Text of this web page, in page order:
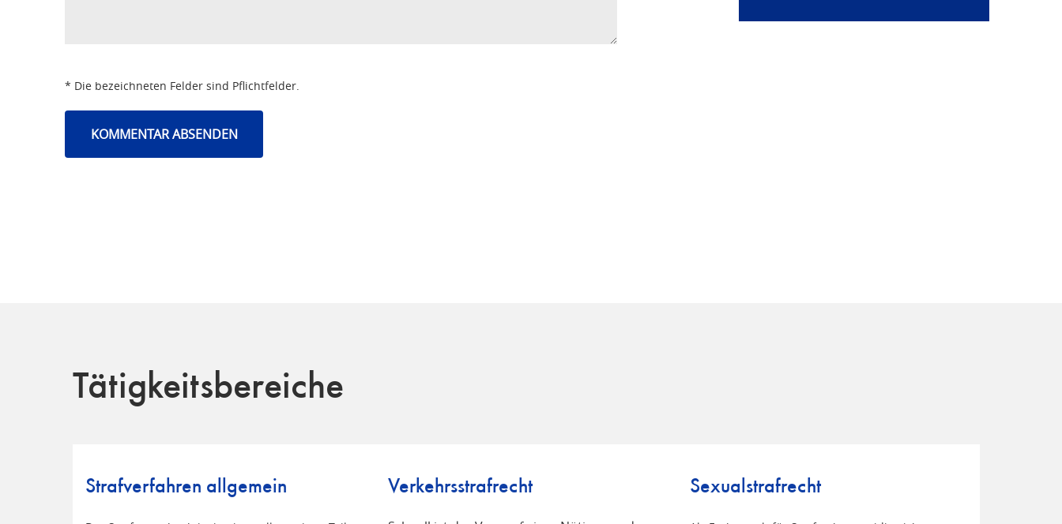
* Die bezeichneten Felder sind Pflichtfelder.
Tätigkeitsbereiche
Strafverfahren allgemein Verkehrsstrafrecht Sexualstrafrecht